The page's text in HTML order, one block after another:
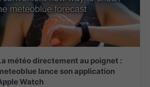
météo directement au poignet :
lance son application
Watch